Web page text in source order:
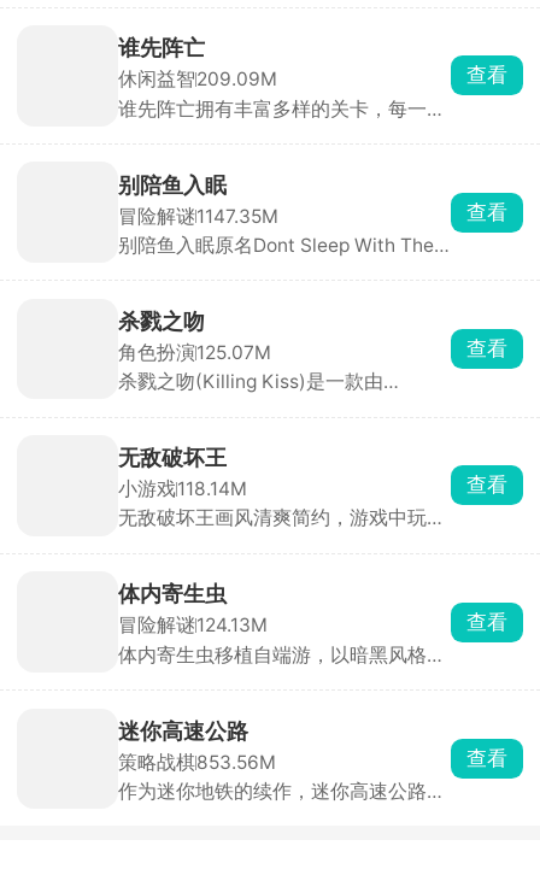
业模式与任务挑战，带来沉浸式驾驶体
验。你将驾驶摩托车在城市与公路上高
速穿行，通过超车、逆向驾驶赚取分数
与现金，车速越快得分越高。赚取的奖
谁先阵亡
休闲益智209.09M
谁先阵亡拥有丰富多样的关卡，每一关
自由匹配不同对手，操控火柴人移动、
投掷武器展开激烈对战，可使用的武器
道具十分丰富，木棒、火箭炮、手雷等
应有尽有。游戏目标简单直接，就是先
查看
别陪鱼入眠
冒险解谜1147.35M
别陪鱼入眠原名Dont Sleep With The
Steam移植至手机端的末日恐怖生存游
戏。游戏采用PSX复古低多边形风格，
以第一人称视角展开。玩家扮演一名船
长，船只正在沉没，你只有60秒的逃生
逃生。
查看
杀戮之吻
角色扮演125.07M
杀戮之吻(Killing Kiss)是一款由
的危险世界中求生，同时与多位性格迥
异的男性角色建立亲密关系。游戏采用
分支叙事机制，每一次对话选项都至关
重要，将直接影响角色关系走向与最终
查看
无敌破坏王
小游戏118.14M
无敌破坏王画风清爽简约，游戏中玩家
击碎则直接判定失败。看起来轻松简
单，实则每一局都是攻防博弈，你需要
灵活规划攻击路径，同时时刻警惕对手
的反击。快速反应与精准操作缺一不
查看
体内寄生虫
冒险解谜124.13M
体内寄生虫移植自端游，以暗黑风格的
在吞噬你的身体，而你只剩一只手臂可
以使用。为了活下去，你必须深入阴暗
的实验室，搜寻止血绷带和驱虫疫苗来
压制体内的寄生虫，同时收集枪械弹
查看
迷你高速公路
策略战棋853.56M
作为迷你地铁的续作，迷你高速公路延
查看